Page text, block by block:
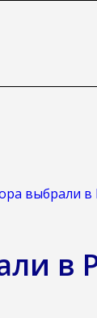
выбрали в
в